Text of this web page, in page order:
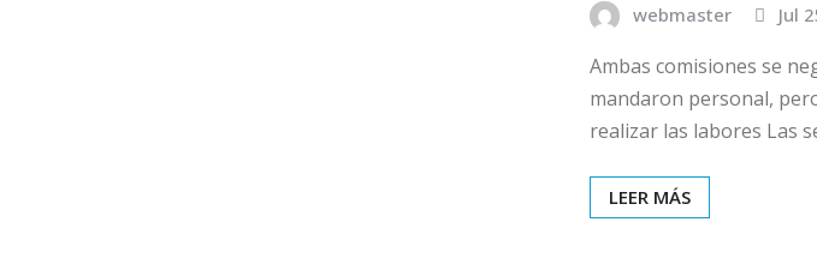
webmaster Jul
Ambas comisiones se
mandaron personal,
realizar las labores Las
LEER MÁS